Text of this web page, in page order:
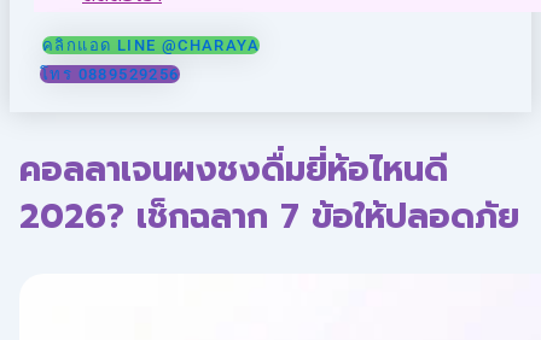
คลิกแอด LINE @CHARAYA
โทร 0889529256
คอลลาเจนผงชงดื่มยี่ห้อไหนดี
2026? เช็กฉลาก 7 ข้อให้ปลอดภัย